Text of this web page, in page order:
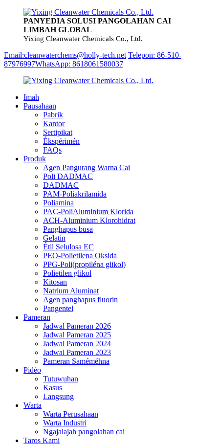
PANYEDIA SOLUSI PANGOLAHAN CAI
LIMBAH GLOBAL
Yixing Cleanwater Chemicals Co., Ltd.
Email:cleanwaterchems@holly-tech.net Telepon: 86-510-
87976997WhatsApp: 8618061580037
Imah
Pausahaan
Pabrik
Kantor
Sertipikat
Ékspérimén
FAQs
Produk
Agen Pangurang Warna Cai
Poli DADMAC
DADMAC
PAM-Poliakrilamida
Poliamina
PAC-PoliAluminium Klorida
ACH-Aluminium Klorohidrat
Panghapus busa
Gelatin
Étil Selulosa EC
PEO-Polietilena Oksida
PPG-Poli(propiléna glikol)
Polietilen glikol
Kitosan
Natrium Aluminat
Agen panghapus fluorin
Pangentel
Pameran
Jadwal Pameran 2026
Jadwal Pameran 2025
Jadwal Pameran 2024
Jadwal Pameran 2023
Pameran Saméméhna
Pidéo
Tutuwuhan
Kasus
Langsung
Warta
Warta Perusahaan
Warta Industri
Ngajalajah pangolahan cai
Taros Kami